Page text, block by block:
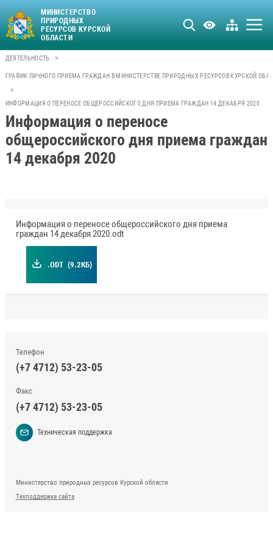
МИНИСТЕРСТВО
ПРИРОДНЫХ
РЕСУРСОВ КУРСКОЙ
ОБЛАСТИ
ДЕЯТЕЛЬНОСТЬ >
ГРАФИК ЛИЧНОГО ПРИЕМА ГРАЖДАН В МИНИСТЕРСТВЕ ПРИРОДНЫХ РЕСУРСОВ КУРСКОЙ
>
ИНФОРМАЦИЯ О ПЕРЕНОСЕ ОБЩЕРОССИЙСКОГО ДНЯ ПРИЕМА ГРАЖДАН 14 ДЕКАБРЯ 2020
Информация о переносе
общероссийского дня приема граждан
14 декабря 2020
Информация о переносе общероссийского дня приема
граждан 14 декабря 2020.odt
.ODT (9.2КБ)
Телефон
(+7 4712) 53-23-05
Факс
(+7 4712) 53-23-05
Техническая поддержка
Министерство природных ресурсов Курской области
Техподдержка сайта